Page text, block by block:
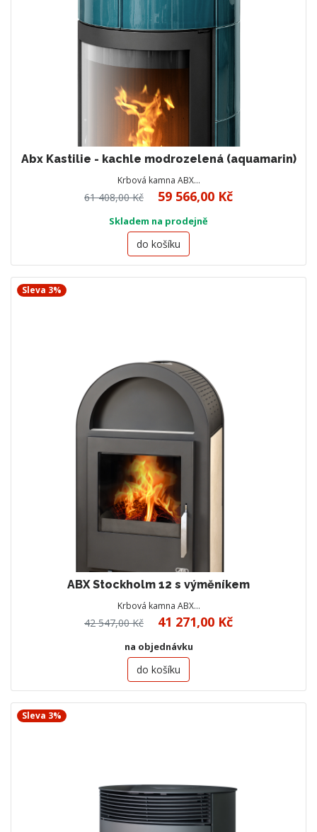
Abx Kastilie - kachle modrozelená (aquamarin)
Krbová kamna ABX…
61 408,00 Kč 59 566,00 Kč
Skladem na prodejně
do košíku
Sleva 3%
ABX Stockholm 12 s výměníkem
Krbová kamna ABX…
42 547,00 Kč 41 271,00 Kč
na objednávku
do košíku
Sleva 3%